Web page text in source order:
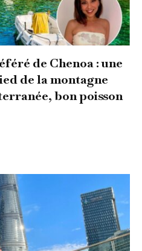
de Chenoa : une
de la montagne
bon poisson